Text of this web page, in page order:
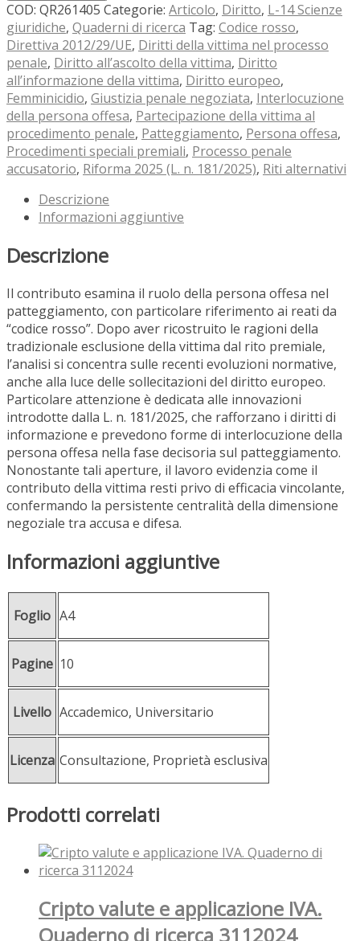
COD: QR261405 Categorie: Articolo, Diritto, L-14 Scienze
giuridiche, Quaderni di ricerca Tag: Codice rosso,
Direttiva 2012/29/UE, Diritti della vittima nel processo
penale, Diritto all’ascolto della vittima, Diritto
all’informazione della vittima, Diritto europeo,
Femminicidio, Giustizia penale negoziata, Interlocuzione
della persona offesa, Partecipazione della vittima al
procedimento penale, Patteggiamento, Persona offesa,
Procedimenti speciali premiali, Processo penale
accusatorio, Riforma 2025 (L. n. 181/2025), Riti alternativi
Descrizione
Informazioni aggiuntive
Descrizione
Il contributo esamina il ruolo della persona offesa nel
patteggiamento, con particolare riferimento ai reati da
“codice rosso”. Dopo aver ricostruito le ragioni della
tradizionale esclusione della vittima dal rito premiale,
l’analisi si concentra sulle recenti evoluzioni normative,
anche alla luce delle sollecitazioni del diritto europeo.
Particolare attenzione è dedicata alle innovazioni
introdotte dalla L. n. 181/2025, che rafforzano i diritti di
informazione e prevedono forme di interlocuzione della
persona offesa nella fase decisoria sul patteggiamento.
Nonostante tali aperture, il lavoro evidenzia come il
contributo della vittima resti privo di efficacia vincolante,
confermando la persistente centralità della dimensione
negoziale tra accusa e difesa.
Informazioni aggiuntive
Foglio A4
Pagine 10
Livello Accademico, Universitario
Licenza Consultazione, Proprietà esclusiva
Prodotti correlati
Cripto valute e applicazione IVA.
Quaderno di ricerca 3112024